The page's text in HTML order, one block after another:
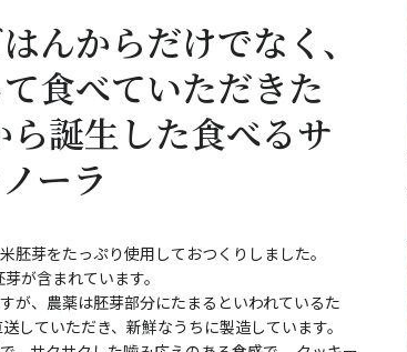
んからだけでなく、
食べていただきた
誕生した食べるサ
ーラ
胚芽をたっぷり使用しておつくりしました。
が含まれています。
が、農薬は胚芽部分にたまるといわれているた
していただき、新鮮なうちに製造しています。